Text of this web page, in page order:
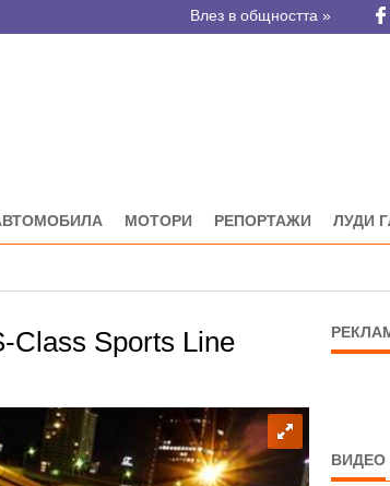
Влез в общността »
МОТОРИ РЕПОРТАЖИ ЛУДИ
Class Sports Line
ВИДЕО